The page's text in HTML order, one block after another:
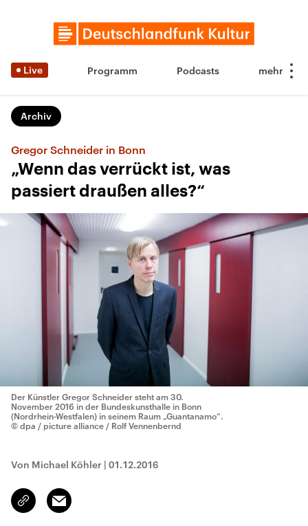
Live Programm Podcasts
Archiv
Gregor Schneider in Bonn
„Wenn das verrückt ist, was
passiert draußen alles?“
Der Künstler Gregor Schneider steht am 30.
November 2016 in der Bundeskunsthalle in Bonn
(Nordrhein-Westfalen) in seinem Raum „Guantanamo“.
© dpa / picture alliance / Rolf Vennenbernd
Von Michael Köhler | 01.12.2016
Link
kopieren/teilen
Email